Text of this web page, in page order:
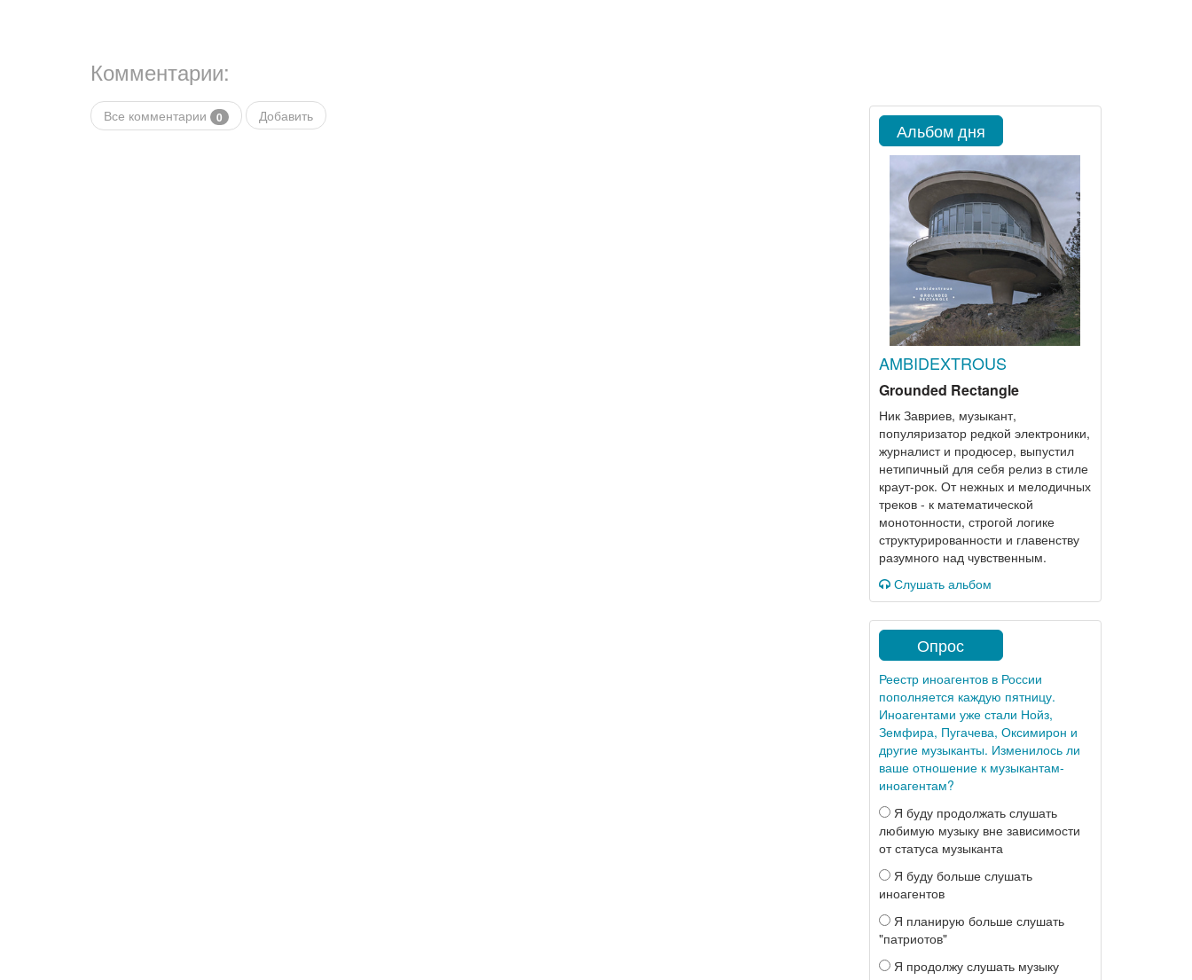
Комментарии:
Все комментарии 0 Добавить
Альбом дня
AMBIDEXTROUS
Grounded Rectangle
Ник Завриев, музыкант,
популяризатор редкой электроники,
журналист и продюсер, выпустил
нетипичный для себя релиз в стиле
краут-рок. От нежных и мелодичных
треков - к математической
монотонности, строгой логике
структурированности и главенству
разумного над чувственным.
Слушать альбом
Опрос
Реестр иноагентов в России
пополняется каждую пятницу.
Иноагентами уже стали Нойз,
Земфира, Пугачева, Оксимирон и
другие музыканты. Изменилось ли
ваше отношение к музыкантам-
иноагентам?
Я буду продолжать слушать
любимую музыку вне зависимости
от статуса музыканта
Я буду больше слушать
иноагентов
Я планирую больше слушать
"патриотов"
Я продолжу слушать музыку